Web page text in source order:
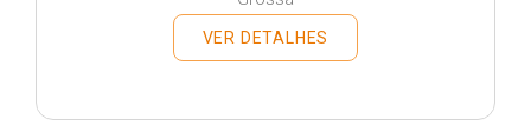
VER DETALHES